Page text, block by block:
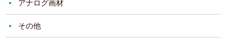
アナログ画材
その他